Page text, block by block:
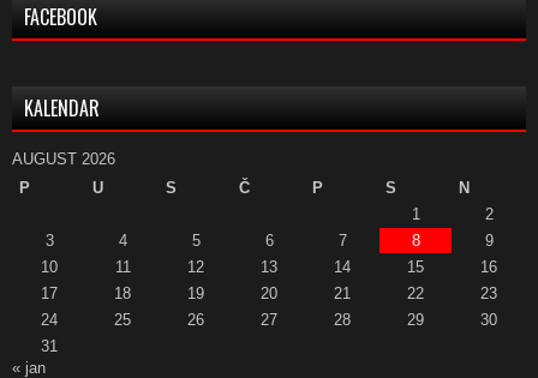
FACEBOOK
KALENDAR
AUGUST 2026
P
U S Č P S
N
1
2
3
4 5 6 7 8
9
10
11 12 13 14 15
16
17
18 19 20 21 22
23
24
25 26 27 28 29
30
31
« jan